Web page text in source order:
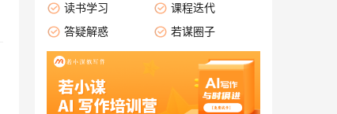
读书学习
课程迭代
答疑解惑
若谋圈子